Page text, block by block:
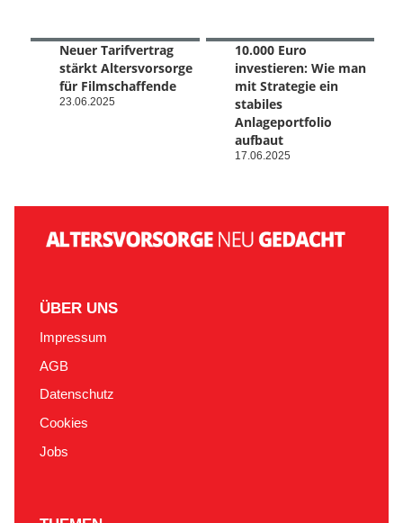
Neuer Tarifvertrag
stärkt Altersvorsorge
für Filmschaffende
23.06.2025
10.000 Euro
investieren: Wie man
mit Strategie ein
stabiles
Anlageportfolio
aufbaut
17.06.2025
ÜBER UNS
Impressum
AGB
Datenschutz
Cookies
Jobs